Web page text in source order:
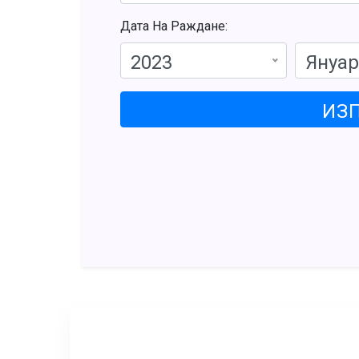
Дата На Раждане:
2023